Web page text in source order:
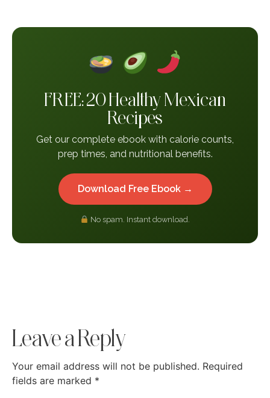
FREE: 20 Healthy Mexican
Recipes
Get our complete ebook with calorie counts,
prep times, and nutritional benefits.
Download Free Ebook →
No spam. Instant download.
Leave a Reply
Your email address will not be published. Required
fields are marked *